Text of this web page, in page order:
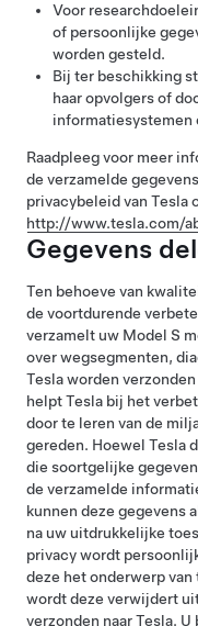
Voor
of persoonlijke
worden gesteld.
Bij ter beschikking
haar opvolgers of
informatiesystemen
Raadpleeg voor meer
de verzamelde
privacybeleid van Tesla
http://www.tesla.com/
Gegevens
Ten behoeve van
de voortdurende
verzamelt uw Model S
over wegsegmenten,
Tesla worden
helpt Tesla bij het
door te leren van de
gereden. Hoewel Tesla
die soortgelijke
de verzamelde
kunnen deze gegevens
na uw uitdrukkelijke
privacy wordt
deze het onderwerp
wordt deze verwijdert
verzonden naar Tesla.